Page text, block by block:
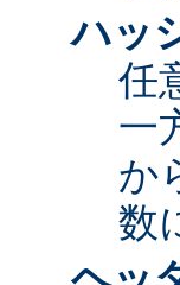
ハッ
任
一
か
数